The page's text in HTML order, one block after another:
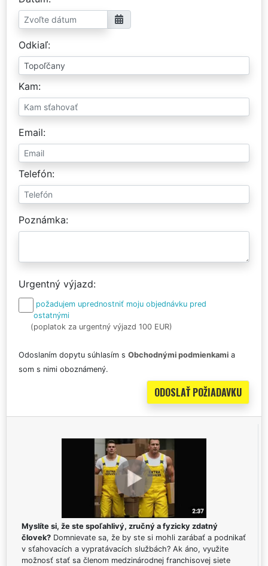
Odkiaľ
Kam
Email
Telefón
Poznámka
Urgentný výjazd
požadujem uprednostniť moju objednávku pred
ostatnými
(poplatok za urgentný výjazd 100 EUR)
Odoslaním dopytu súhlasím s Obchodnými podmienkami a
som s nimi oboznámený.
Myslíte si, že ste spoľahlivý, zručný a fyzicky zdatný
človek? Domnievate sa, že by ste si mohli zarábať a podnikať
v sťahovacích a vypratávacích službách? Ak áno, využite
možnosť stať sa členom medzinárodnej franchisovej siete